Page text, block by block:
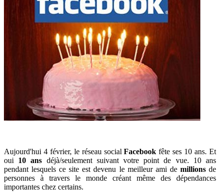
Aujourd'hui 4 février, le réseau socialFacebook fête ses 10 ans. Et
oui 10 ans déjà/seulement suivant votre point de vue. 10 ans
pendant lesquels ce site est devenu le meilleur ami de millionsde
personnes à travers le monde créant même des dépendances
importantes chez certains.